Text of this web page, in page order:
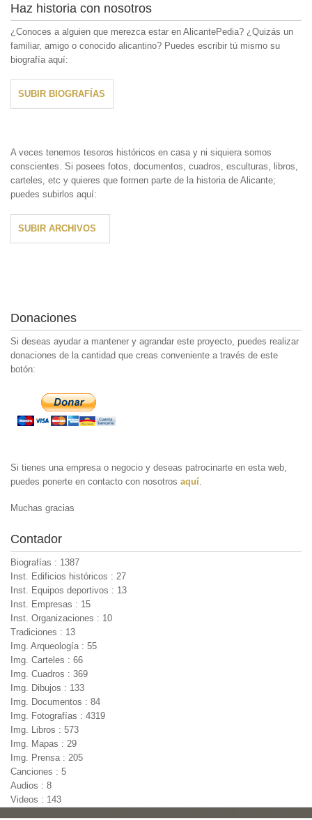
Haz historia con nosotros
¿Conoces a alguien que merezca estar en AlicantePedia? ¿Quizás un
familiar, amigo o conocido alicantino? Puedes escribir tú mismo su
biografía aquí:
SUBIR BIOGRAFÍAS
A veces tenemos tesoros históricos en casa y ni siquiera somos
conscientes. Si posees fotos, documentos, cuadros, esculturas, libros,
carteles, etc y quieres que formen parte de la historia de Alicante;
puedes subirlos aquí:
SUBIR ARCHIVOS
Donaciones
Si deseas ayudar a mantener y agrandar este proyecto, puedes realizar
donaciones de la cantidad que creas conveniente a través de este
botón:
Si tienes una empresa o negocio y deseas patrocinarte en esta web,
puedes ponerte en contacto con nosotros aquí
Muchas gracias
Contador
Biografías : 1387
Inst. Edificios históricos : 27
Inst. Equipos deportivos : 13
Inst. Empresas : 15
Inst. Organizaciones : 10
Tradiciones : 13
Img. Arqueología : 55
Img. Carteles : 66
Img. Cuadros : 369
Img. Dibujos : 133
Img. Documentos : 84
Img. Fotografías : 4319
Img. Libros : 573
Img. Mapas : 29
Img. Prensa : 205
Canciones : 5
Audios : 8
Videos : 143